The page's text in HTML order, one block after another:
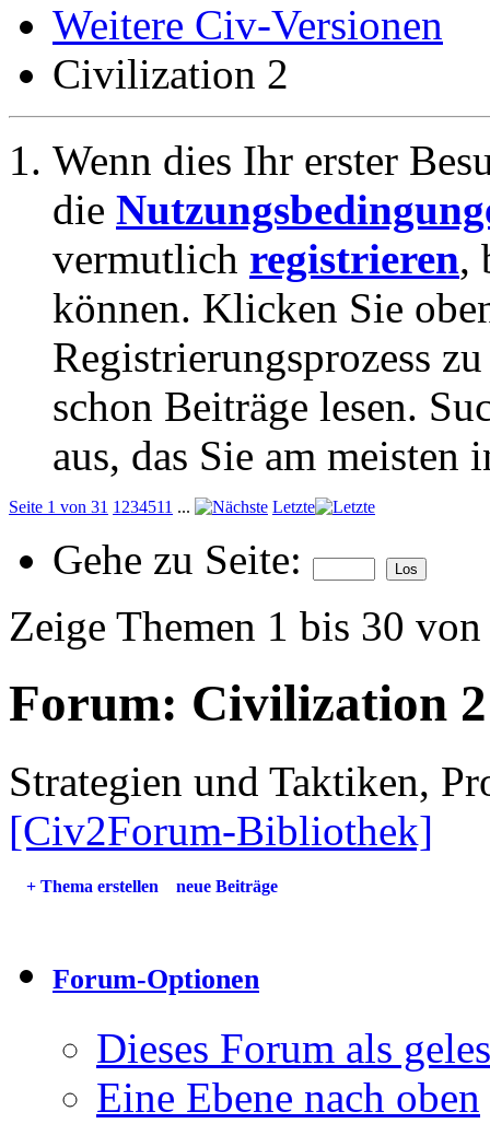
Weitere Civ-Versionen
Civilization 2
Wenn dies Ihr erster
die
vermutlich registrieren,
können. Klicken Sie
Registrierungsprozess
schon Beiträge lesen.
aus, das Sie am meisten
Seite 1 von 31 1 234511 ... Letzte
Gehe zu Seite:
Zeige Themen 1 bis 30
Forum: Civilization 2
Strategien und Taktiken,
[Civ2Forum-Bibliothek]
+ Thema erstellen neue Beiträge
Forum-Optionen
Dieses Forum als
Eine Ebene nach oben